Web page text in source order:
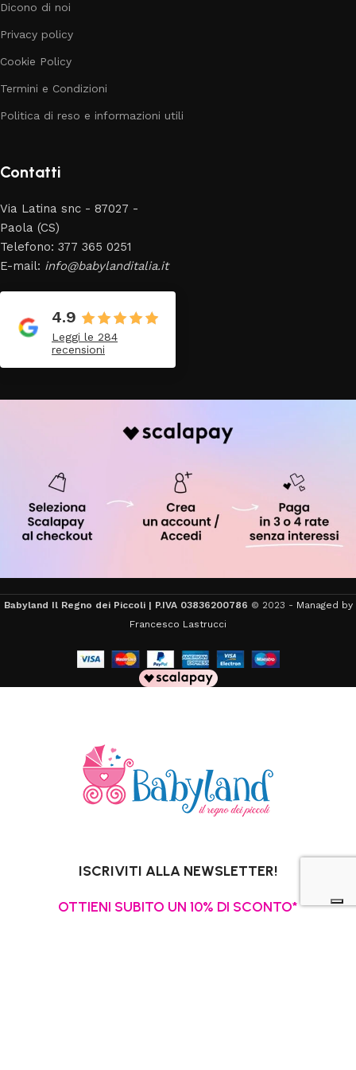
Dicono di noi
Privacy policy
Cookie Policy
Termini e Condizioni
Politica di reso e informazioni utili
Contatti
Via Latina snc - 87027 -
Paola (CS)
Telefono: 377 365 0251
E-mail: info@babylanditalia.it
4.9
Leggi le 284
recensioni
Babyland Il Regno dei Piccoli | P.IVA 03836200786 © 2023 - Managed by
Francesco Lastrucci
ISCRIVITI ALLA NEWSLETTER!
OTTIENI SUBITO UN 10% DI SCONTO*